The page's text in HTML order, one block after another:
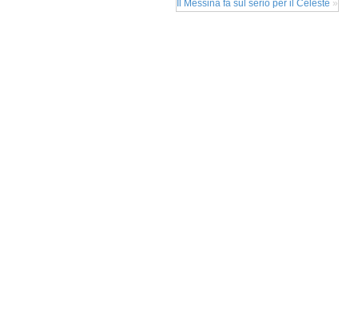
Il Messina fa sul serio per il Celeste »